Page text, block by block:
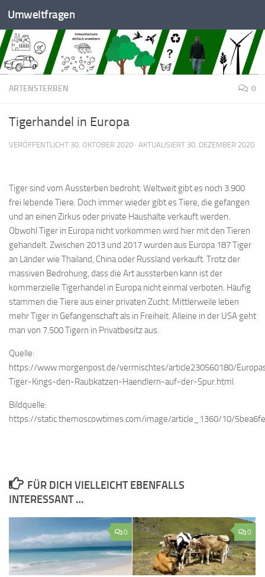
Zum Inhalt springen
Umweltfragen
ARTENSTERBEN 0
Tigerhandel in Europa
VERÖFFENTLICHT 30. OKTOBER 2020 · AKTUALISIERT 30. DEZEMBER 2020
Tiger sind vom Aussterben bedroht. Weltweit gibt es noch 3.900
frei lebende Tiere. Doch immer wieder gibt es Tiere, die gefangen
und an einen Zirkus oder private Haushalte verkauft werden.
Obwohl Tiger in Europa nicht vorkommen wird hier mit den Tieren
gehandelt. Zwischen 2013 und 2017 wurden aus Europa 187 Tiger
an Länder wie Thailand, China oder Russland verkauft. Trotz der
massiven Bedrohung, dass die Art aussterben kann ist der
kommerzielle Tigerhandel in Europa nicht einmal verboten. Häufig
stammen die Tiere aus einer privaten Zucht. Mittlerweile leben
mehr Tiger in Gefangenschaft als in Freiheit. Alleine in der USA geht
man von 7.500 Tigern in Privatbesitz aus.
Quelle:
https://www.morgenpost.de/vermischtes/article230560180/
Tiger-Kings-den-Raubkatzen-Haendlern-auf-der-Spur.html
Bildquelle:
https://static.themoscowtimes.com/image/article_1360/10/
FÜR DICH VIELLEICHT EBENFALLS
INTERESSANT …
0 0